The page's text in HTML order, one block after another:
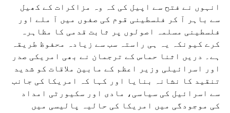
انہوں نے فتح سے اپیل کی کہ وہ مزاکرات کے کھیل
سے باہر آ کر فلسطینی قوم کی صفوں میں آ ملے اور
فلسطینی مسلمہ اصولوں پر ثابت قدمی کا مظاہرہ
کرے کیونکہ یہ ہی راستہ سب سے زیادہ محفوظ طریقہ
ہے۔ دریں اثنا حماس کے ترجمان نے بھی امریکی صدر
اور اسرائیلی وزیر اعظم کے مابین ملاقات کو شدید
تنقید کا نشانہ بنایا اور کہا کہ امریکا کی جانب
سے اسرائیل کی سیاسی، مادی اور سکیورٹی امداد
کی موجودگی میں امریکا کی حالیہ پالیسی میں